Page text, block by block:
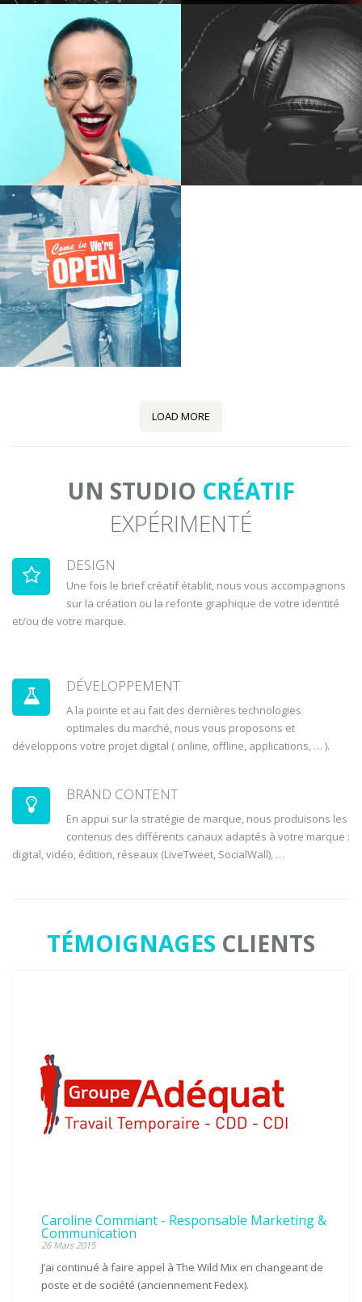
LOAD MORE
UN STUDIO CRÉATIF
EXPÉRIMENTÉ
DESIGN
Une fois le brief créatif établit, nous vous accompagnons
sur la création ou la refonte graphique de votre identité
et/ou de votre marque.
DÉVELOPPEMENT
A la pointe et au fait des dernières technologies
optimales du marché, nous vous proposons et
développons votre projet digital ( online, offline, applications, … ).
BRAND CONTENT
En appui sur la stratégie de marque, nous produisons les
contenus des différents canaux adaptés à votre marque :
digital, vidéo, édition, réseaux (LiveTweet, SocialWall), …
TÉMOIGNAGES CLIENTS
Caroline Commiant - Responsable Marketing &
Communication
26 Mars 2015
J’ai continué à faire appel à The Wild Mix en changeant de
poste et de société (anciennement Fedex).